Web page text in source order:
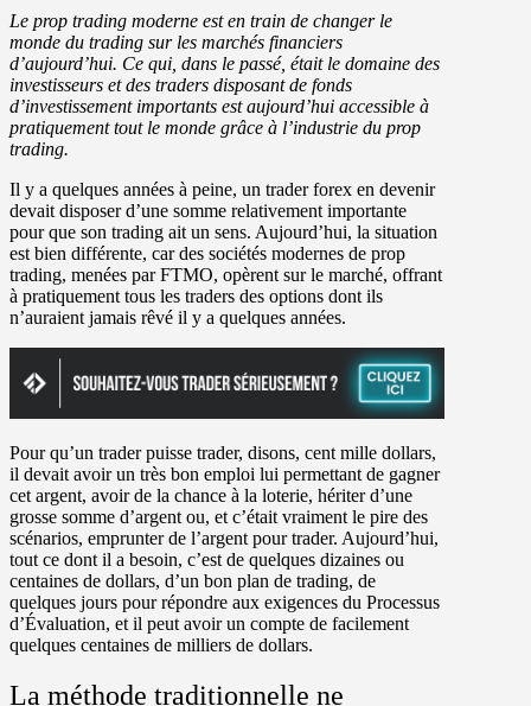
Le prop trading moderne est en train de changer le
monde du trading sur les marchés financiers
d’aujourd’hui. Ce qui, dans le passé, était le domaine des
investisseurs et des traders disposant de fonds
d’investissement importants est aujourd’hui accessible à
pratiquement tout le monde grâce à l’industrie du prop
trading.
Il y a quelques années à peine, un trader forex en devenir
devait disposer d’une somme relativement importante
pour que son trading ait un sens. Aujourd’hui, la situation
est bien différente, car des sociétés modernes de prop
trading, menées par FTMO, opèrent sur le marché, offrant
à pratiquement tous les traders des options dont ils
n’auraient jamais rêvé il y a quelques années.
Pour qu’un trader puisse trader, disons, cent mille dollars,
il devait avoir un très bon emploi lui permettant de gagner
cet argent, avoir de la chance à la loterie, hériter d’une
grosse somme d’argent ou, et c’était vraiment le pire des
scénarios, emprunter de l’argent pour trader. Aujourd’hui,
tout ce dont il a besoin, c’est de quelques dizaines ou
centaines de dollars, d’un bon plan de trading, de
quelques jours pour répondre aux exigences du Processus
d’Évaluation, et il peut avoir un compte de facilement
quelques centaines de milliers de dollars.
La méthode traditionnelle ne